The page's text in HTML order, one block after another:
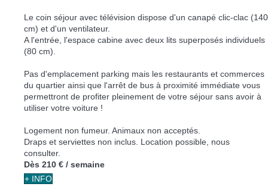
Le coin séjour avec télévision dispose d'un canapé clic-clac (140
cm) et d'un ventilateur.
A l'entrée, l'espace cabine avec deux lits superposés individuels
(80 cm).
Pas d'emplacement parking mais les restaurants et commerces
du quartier ainsi que l'arrêt de bus à proximité immédiate vous
permettront de profiter pleinement de votre séjour sans avoir à
utiliser votre voiture !
Logement non fumeur. Animaux non acceptés.
Draps et serviettes non inclus. Location possible, nous
consulter.
Dès 210 € / semaine
+ INFO